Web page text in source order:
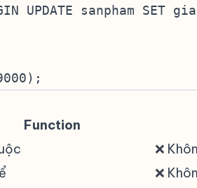
UPDATE sanpham SET
Function
❌
❌